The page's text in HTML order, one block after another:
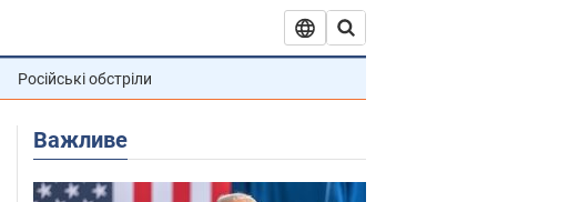
Російські обстріли
Важливе